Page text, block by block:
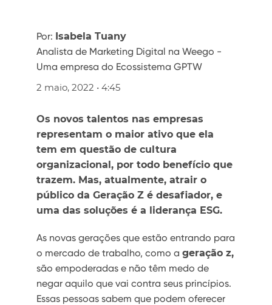
Por: Isabela Tuany
Analista de Marketing Digital na Weego -
Uma empresa do Ecossistema GPTW
2 maio, 2022 • 4:45
Os novos talentos nas empresas
representam o maior ativo que ela
tem em questão de cultura
organizacional, por todo benefício que
trazem. Mas, atualmente, atrair o
público da Geração Z é desafiador, e
uma das soluções é a liderança ESG.
As novas gerações que estão entrando para
o mercado de trabalho, como a geração z,
são empoderadas e não têm medo de
negar aquilo que vai contra seus princípios.
Essas pessoas sabem que podem oferecer